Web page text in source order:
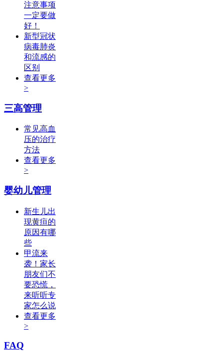
注意事项
一定要做
好！
新型冠状
病毒肺炎
和流感的
区别
查看更多
>
三高管理
常见高血
压的治疗
方法
查看更多
>
婴幼儿管理
新生儿出
现黄疸的
原因有哪
些
甲流来
袭！家长
朋友们不
要恐慌，
来听听专
家怎么说
查看更多
>
FAQ